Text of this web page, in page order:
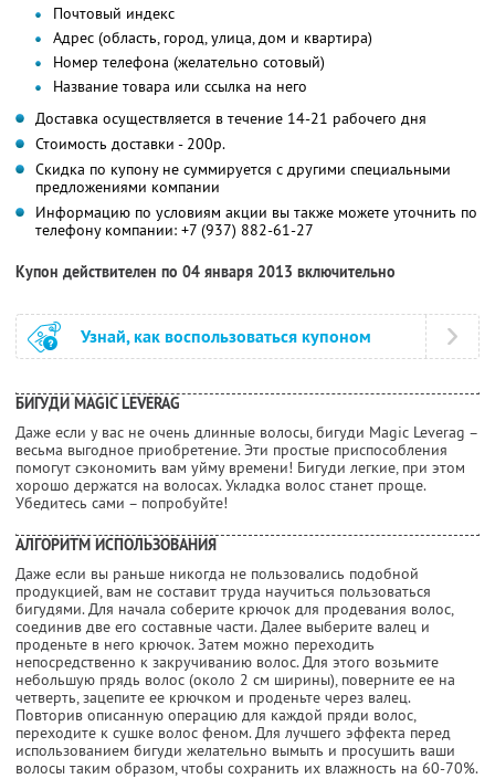
Почтовый индекс
Адрес (область, город, улица, дом и квартира)
Номер телефона (желательно сотовый)
Название товара или ссылка на него
Доставка осуществляется в течение 14-21 рабочего дня
Стоимость доставки - 200р.
Скидка по купону не суммируется с другими специальными
предложениями компании
Информацию по условиям акции вы также можете уточнить по
телефону компании: +7 (937) 882-61-27
Купон действителен по 04 января 2013 включительно
Узнай, как воспользоваться купоном
БИГУДИ MAGIC LEVERAG
Даже если у вас не очень длинные волосы, бигуди Magic Leverag –
весьма выгодное приобретение. Эти простые приспособления
помогут сэкономить вам уйму времени! Бигуди легкие, при этом
хорошо держатся на волосах. Укладка волос станет проще.
Убедитесь сами – попробуйте!
АЛГОРИТМ ИСПОЛЬЗОВАНИЯ
Даже если вы раньше никогда не пользовались подобной
продукцией, вам не составит труда научиться пользоваться
бигудями. Для начала соберите крючок для продевания волос,
соединив две его составные части. Далее выберите валец и
проденьте в него крючок. Затем можно переходить
непосредственно к закручиванию волос. Для этого возьмите
небольшую прядь волос (около 2 см ширины), поверните ее на
четверть, зацепите ее крючком и проденьте через валец.
Повторив описанную операцию для каждой пряди волос,
переходите к сушке волос феном. Для лучшего эффекта перед
использованием бигуди желательно вымыть и просушить ваши
волосы таким образом, чтобы сохранить их влажность на 60-70%.